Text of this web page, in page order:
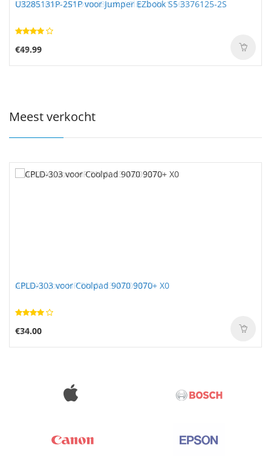
U3285131P-2S1P voor Jumper EZbook S5 3376125-2S
€49.99
Meest verkocht
CPLD-303 voor Coolpad 9070 9070+ X0
€34.00